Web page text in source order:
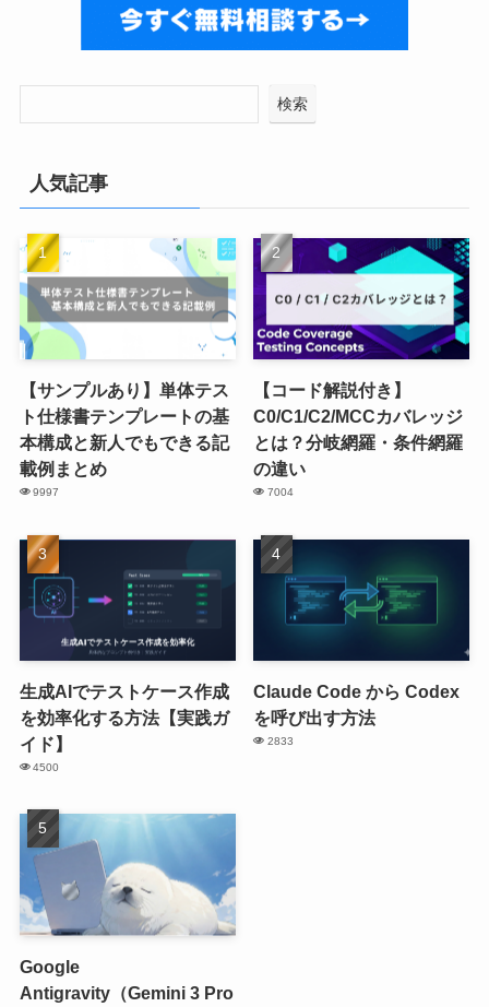
検索
人気記事
【サンプルあり】単体テス
ト仕様書テンプレートの基
本構成と新人でもできる記
載例まとめ
9997
【コード解説付き】
C0/C1/C2/MCCカバレッジ
とは？分岐網羅・条件網羅
の違い
7004
生成AIでテストケース作成
を効率化する方法【実践ガ
イド】
4500
Claude Code から Codex
を呼び出す方法
2833
Google
Antigravity（Gemini 3 Pro